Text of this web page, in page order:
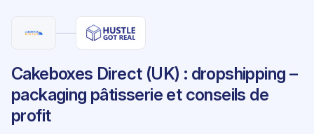
Cakeboxes Direct (UK) : dropshipping –
packaging pâtisserie et conseils de
profit